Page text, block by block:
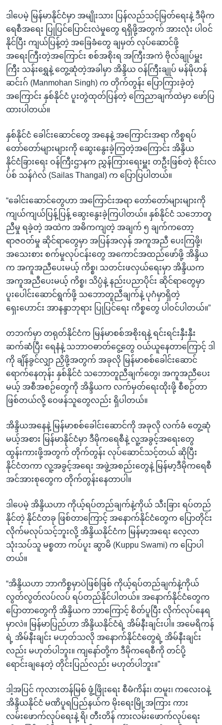
နေရာ
ကျော်
ရန်
ဒါပေမဲ့ မြန်မာနိုင်ငံမှာ အမျိုးသား ပြန်လည်သင့်မြတ်ရေးနဲ့ ဒီမိုက
ရေစီအရေး ပြုပြင်ပြောင်းလဲမှုတွေ ရရှိဖို့အတွက် အားလုံး ပါဝင်
နိုင်ပြီး ကျယ်ပြန့်တဲ့ အခြေခံတွေ ချမှတ် လုပ်ဆောင်ဖို့
အရေးကြီးတဲ့အကြောင်း စစ်အစိုးရ အကြီးအကဲ ဗိုလ်ချုပ်မှူး
ကြီး သန်းရွှေနဲ့ တွေ့ဆုံတဲ့အခါမှာ အိန္ဒိယ ဝန်ကြီးချုပ် မန်မိုဟန်
ဆင်းဂ် (Manmohan Singh) က တိုက်တွန်း ပြောကြားခဲ့တဲ့
အကြောင်း နှစ်နိုင်ငံ ပူးတွဲထုတ်ပြန်တဲ့ ကြေညာချက်ထဲမှာ ဖော်ပြ
ထားပါတယ်။
နှစ်နိုင်ငံ ခေါင်းဆောင်တွေ အနေနဲ့ အကြောင်းအရာ ကိစ္စရပ်
တော်တော်များများကို ဆွေးနွေးခဲ့ကြတဲ့အကြောင်း အိန္ဒိယ
နိုင်ငံခြားရေး ဝန်ကြီးဌာနက ညွှန်ကြားရေးမှူး တဦးဖြစ်တဲ့ စိုင်းလ
ပ်စ် သန်ဂဲလ် (Sailas Thangal) က ပြောပြပါတယ်။
“ခေါင်းဆောင်တွေဟာ အကြောင်းအရာ တော်တော်များများကို
ကျယ်ကျယ်ပြန့်ပြန့် ဆွေးနွေးခဲ့ကြပါတယ်။ နှစ်နိုင်ငံ သဘောတူ
ညီမှု ရခဲ့တဲ့ အထဲက အဓိကကျတဲ့ အချက် ၅ ချက်ကတော့
ရာဇဝတ်မှု ဆိုင်ရာတွေမှာ အပြန်အလှန် အကူအညီ ပေးကြဖို့၊
အသေးစား စက်မှုလုပ်ငန်းတွေ အကောင်အထည်ဖော်ဖို့ အိန္ဒိယ
က အကူအညီပေးမယ့် ကိစ္စ၊ သတင်းဖလှယ်ရေးမှာ အိန္ဒိယက
အကူအညီပေးမယ့် ကိစ္စ၊ သိပ္ပံနဲ့ နည်းပညာပိုင်း ဆိုင်ရာတွေမှာ
ပူးပေါင်းဆောင်ရွက်ဖို့ သဘောတူညီချက်နဲ့ ပုဂံမှာရှိတဲ့
ရှေးဟောင်း အာနန္ဒာဘုရား ပြုပြင်ရေး ကိစ္စတွေ ပါဝင်ပါတယ်။”
တဘက်မှာ တရုတ်နိုင်ငံက မြန်မာစစ်အစိုးရနဲ့ ရင်းရင်းနှီးနှီး
ဆက်ဆံပြီး ရေနံနဲ့ သဘာဝဓာတ်ငွေ့တွေ ဝယ်ယူနေတာကြောင့် ဒါ
ကို ချိန်ခွင်လျှာ ညှိဖို့အတွက် အခုလို မြန်မာစစ်ခေါင်းဆောင်
ရောက်နေတုန်း နှစ်နိုင်ငံ သဘောတူညီချက်တွေ၊ အကူအညီပေး
မယ့် အစီအစဉ်တွေကို အိန္ဒိယက လက်မှတ်ရေးထိုးဖို့ စီစဉ်တာ
ဖြစ်တယ်လို့ ဝေဖန်သူတွေလည်း ရှိပါတယ်။
အိန္ဒိယအနေနဲ့ မြန်မာစစ်ခေါင်းဆောင်ကို အခုလို လက်ခံ တွေ့ဆုံ
မယ့်အစား မြန်မာနိုင်ငံမှာ ဒီမိုကရေစီနဲ့ လူ့အခွင့်အရေးတွေ
ထွန်းကားဖို့အတွက် တိုက်တွန်း လုပ်ဆောင်သင့်တယ် ဆိုပြီး
နိုင်ငံတကာ လူ့အခွင့်အရေး အဖွဲ့အစည်းတွေနဲ့ မြန်မာ့ဒီမိုကရေစီ
အင်အားစုတွေက တိုက်တွန်းနေတာပါ။
ဒါပေမဲ့ အိန္ဒိယဟာ ကိုယ့်ရပ်တည်ချက်နဲ့ကိုယ် သီးခြား ရပ်တည်
နိုင်တဲ့ နိုင်ငံတခု ဖြစ်တာကြောင့် အနောက်နိုင်ငံတွေက ပြောတိုင်း
လိုက်မလုပ်သင့်ဘူးလို့ အိန္ဒိယနိုင်ငံက မြန်မာ့အရေး လေ့လာ
သုံးသပ်သူ မစ္စတာ ကပ်ပူး ဆွာမိ (Kuppu Swami) က ပြောပါ
တယ်။
“အိန္ဒိယဟာ ဘာကိစ္စမှာပဲဖြစ်ဖြစ် ကိုယ့်ရပ်တည်ချက်နဲ့ကိုယ်
လွတ်လွတ်လပ်လပ် ရပ်တည်နိုင်ပါတယ်။ အနောက်နိုင်ငံတွေက
ပြောတာတွေကို အိန္ဒိယက ဘာကြောင့် စိတ်ပူပြီး လိုက်လုပ်နေရ
မှာလဲ။ မြန်မာပြည်ဟာ အိန္ဒိယနိုင်ငံရဲ့ အိမ်နီးချင်းပါ။ အမေရိကန်
ရဲ့ အိမ်နီးချင်း မဟုတ်သလို အနောက်နိုင်ငံတွေရဲ့ အိမ်နီးချင်း
လည်း မဟုတ်ပါဘူး။ ကျနော်တို့က ဒီမိုကရေစီကို တင်ပို့
ရောင်းချနေတဲ့ တိုင်းပြည်လည်း မဟုတ်ပါဘူး။”
ဒါ့အပြင် ကုလားတန်မြစ် ဖွံ့ဖြိုးရေး စီမံကိန်း၊ တမူး၊ ကလေးဝနဲ့
အိန္ဒိယနိုင်ငံ မဏိပူရပြည်နယ်က မိုးရေးမြို့အကြား ကား
လမ်းဖောက်လုပ်ရေးနဲ့ ရိ၊ တီးတိန် ကားလမ်းဖောက်လုပ်ရေး